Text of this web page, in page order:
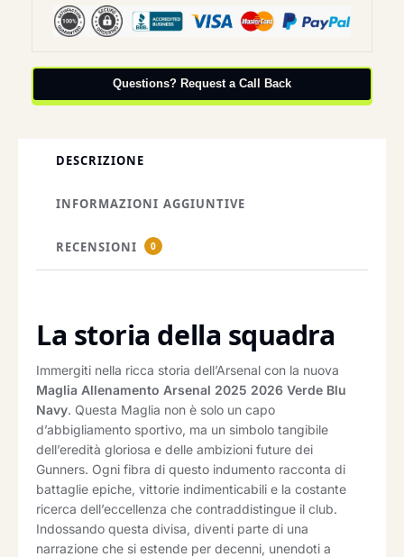
Questions? Request a Call Back
DESCRIZIONE
INFORMAZIONI AGGIUNTIVE
RECENSIONI 0
La storia della squadra
Immergiti nella ricca storia dell’Arsenal con la nuova
Maglia Allenamento Arsenal 2025 2026 Verde Blu
Navy. Questa Maglia non è solo un capo
d’abbigliamento sportivo, ma un simbolo tangibile
dell’eredità gloriosa e delle ambizioni future dei
Gunners. Ogni fibra di questo indumento racconta di
battaglie epiche, vittorie indimenticabili e la costante
ricerca dell’eccellenza che contraddistingue il club.
Indossando questa divisa, diventi parte di una
narrazione che si estende per decenni, unendoti a